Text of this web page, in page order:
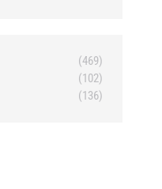
(469)
(102)
(136)